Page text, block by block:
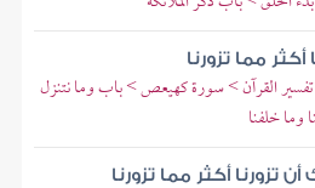
مما تزورنا
القرآن > سورة كهيعص > باب وما نتنزل
وما خلفنا
تزورنا أكثر مما تزورنا